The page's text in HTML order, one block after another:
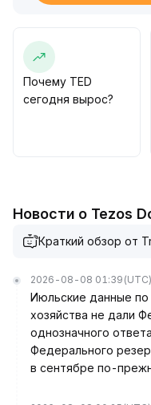
активности сети,
постоянного
требуют
Сейчас не стоит
дождаться
позитивных
Важно следить за
36.
Почему TED
сегодня вырос?
Новости о Tezos
Краткий обзор от
2026-08-08 01:39 (UTC)
Июльские данные по
хозяйства не дали
однозначного
Федерального
в сентябре по-